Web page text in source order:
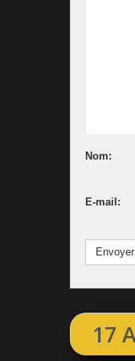
Nom:
E-mail:
17